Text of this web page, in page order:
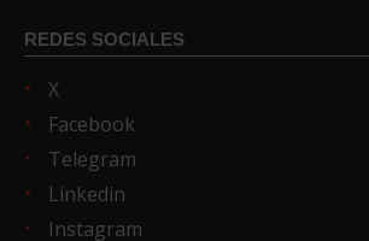
REDES SOCIALES
X
Facebook
Telegram
Linkedin
Instagram